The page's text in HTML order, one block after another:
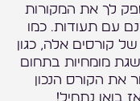
לך את המקורות
עם תעודות. כמו
קורסים אלה, כגון
מומחיות בתחום
את הקורס הנכון
בואו נתחיל!